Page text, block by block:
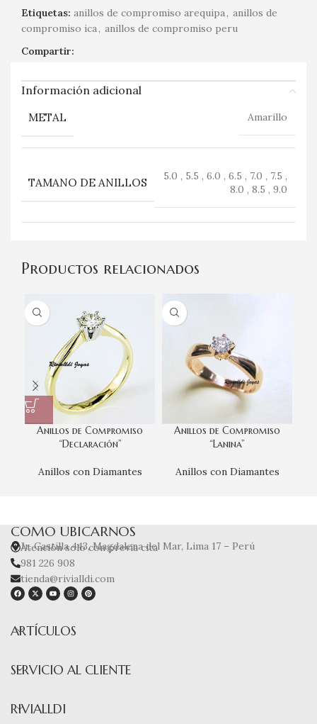
Etiquetas: anillos de compromiso arequipa , anillos de
compromiso ica , anillos de compromiso peru
Compartir:
Información adicional
METAL Amarillo
TAMANO DE ANILLOS
5.0 , 5.5 , 6.0 , 6.5 , 7.0 , 7.5 ,
8.0 , 8.5 , 9.0
Productos relacionados
Anillos de Compromiso
“Declaración”
Anillos con Diamantes
Anillos de Compromiso
“Lanina”
Anillos con Diamantes
COMO UBICARNOS
Jr. Castilla 443, Magdalena del Mar, Lima 17 – Perú
Atención solo con previa cita
981 226 908
tienda@rivialldi.com
ARTÍCULOS
SERVICIO AL CLIENTE
RIVIALLDI